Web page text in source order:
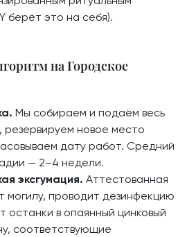
берёт это на себя).
на Городское
Мы собираем и подаём весь
резервируем новое место
дату работ. Средний
— 2–4 недели.
эксгумация. Аттестованная
могилу, проводит дезинфекцию
останки в опаянный цинковый
соответствующие